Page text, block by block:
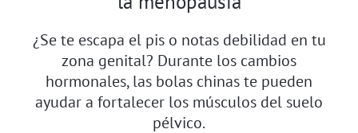
¿Se te escapa el pis o notas debilidad en tu
zona genital? Durante los cambios
hormonales, las bolas chinas te pueden
ayudar a fortalecer los músculos del suelo
pélvico.